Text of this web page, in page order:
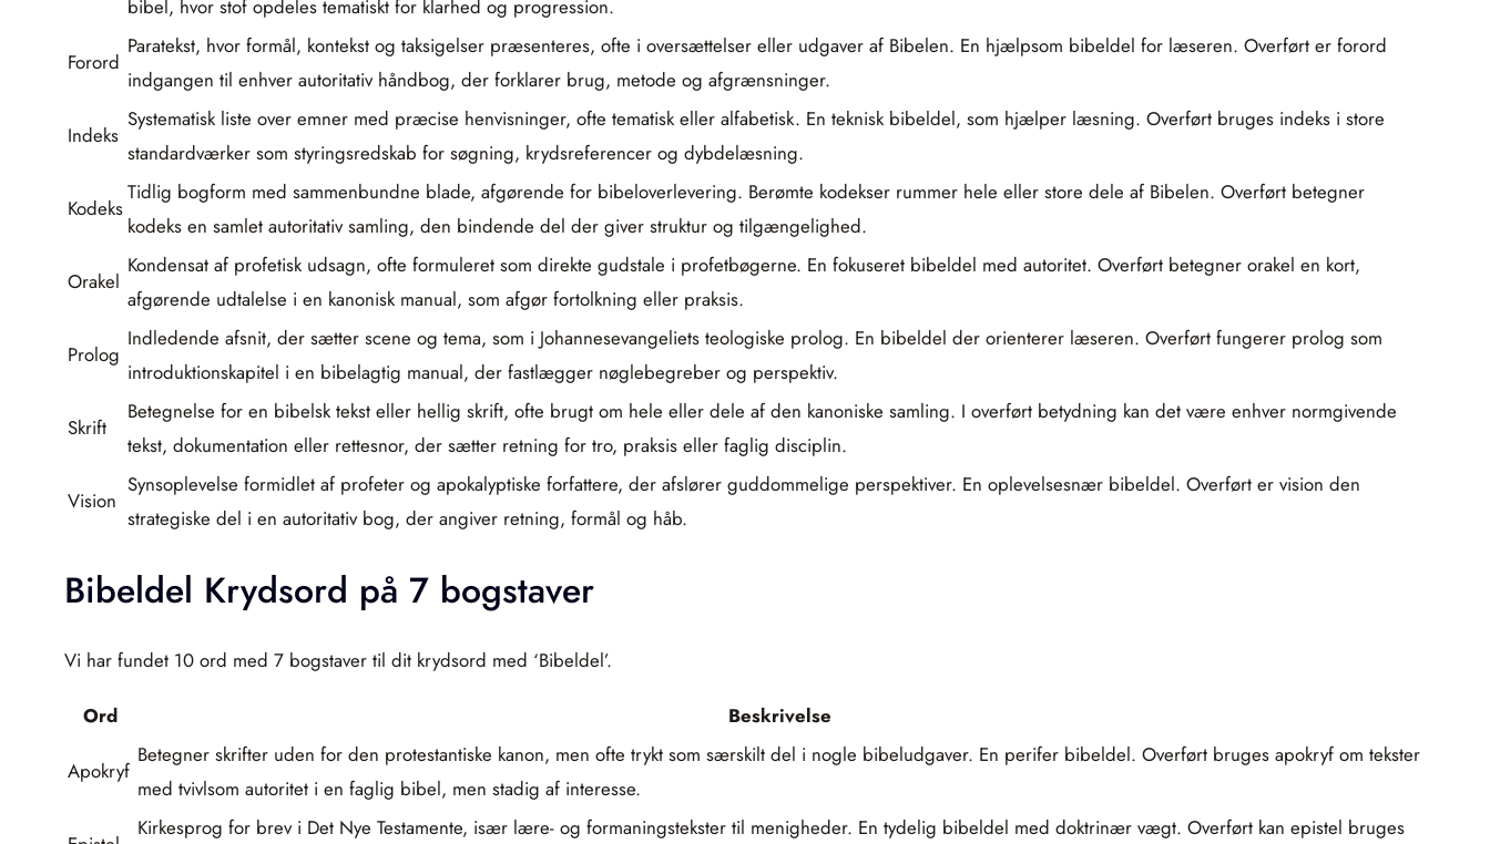
bibel, hvor stof opdeles tematiskt for klarhed og progression.
Forord
Paratekst, hvor formål, kontekst og taksigelser præsenteres, ofte i oversættelser eller udgaver af Bibelen. En hjælpsom bibeldel for læseren. Overført er forord
indgangen til enhver autoritativ håndbog, der forklarer brug, metode og afgrænsninger.
Indeks
Systematisk liste over emner med præcise henvisninger, ofte tematisk eller alfabetisk. En teknisk bibeldel, som hjælper læsning. Overført bruges indeks i store
standardværker som styringsredskab for søgning, krydsreferencer og dybdelæsning.
Kodeks
Tidlig bogform med sammenbundne blade, afgørende for bibeloverlevering. Berømte kodekser rummer hele eller store dele af Bibelen. Overført betegner
kodeks en samlet autoritativ samling, den bindende del der giver struktur og tilgængelighed.
Orakel
Kondensat af profetisk udsagn, ofte formuleret som direkte gudstale i profetbøgerne. En fokuseret bibeldel med autoritet. Overført betegner orakel en kort,
afgørende udtalelse i en kanonisk manual, som afgør fortolkning eller praksis.
Prolog
Indledende afsnit, der sætter scene og tema, som i Johannesevangeliets teologiske prolog. En bibeldel der orienterer læseren. Overført fungerer prolog som
introduktionskapitel i en bibelagtig manual, der fastlægger nøglebegreber og perspektiv.
Skrift
Betegnelse for en bibelsk tekst eller hellig skrift, ofte brugt om hele eller dele af den kanoniske samling. I overført betydning kan det være enhver normgivende
tekst, dokumentation eller rettesnor, der sætter retning for tro, praksis eller faglig disciplin.
Vision
Synsoplevelse formidlet af profeter og apokalyptiske forfattere, der afslører guddommelige perspektiver. En oplevelsesnær bibeldel. Overført er vision den
strategiske del i en autoritativ bog, der angiver retning, formål og håb.
Bibeldel Krydsord på 7 bogstaver
Vi har fundet 10 ord med 7 bogstaver til dit krydsord med ‘Bibeldel’.
Ord Beskrivelse
Apokryf
Betegner skrifter uden for den protestantiske kanon, men ofte trykt som særskilt del i nogle bibeludgaver. En perifer bibeldel. Overført bruges apokryf om tekster
med tvivlsom autoritet i en faglig bibel, men stadig af interesse.
Kirkesprog for brev i Det Nye Testamente, især lære- og formaningstekster til menigheder. En tydelig bibeldel med doktrinær vægt. Overført kan epistel bruges